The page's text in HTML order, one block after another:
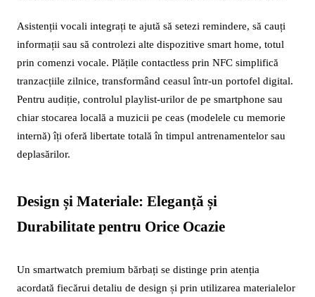
Asistenții vocali integrați te ajută să setezi remindere, să cauți
informații sau să controlezi alte dispozitive smart home, totul
prin comenzi vocale. Plățile contactless prin NFC simplifică
tranzacțiile zilnice, transformând ceasul într-un portofel digital.
Pentru audiție, controlul playlist-urilor de pe smartphone sau
chiar stocarea locală a muzicii pe ceas (modelele cu memorie
internă) îți oferă libertate totală în timpul antrenamentelor sau
deplasărilor.
Design și Materiale: Eleganță și
Durabilitate pentru Orice Ocazie
Un smartwatch premium bărbați se distinge prin atenția
acordată fiecărui detaliu de design și prin utilizarea materialelor